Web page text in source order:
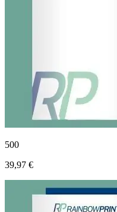
500
39,97 €